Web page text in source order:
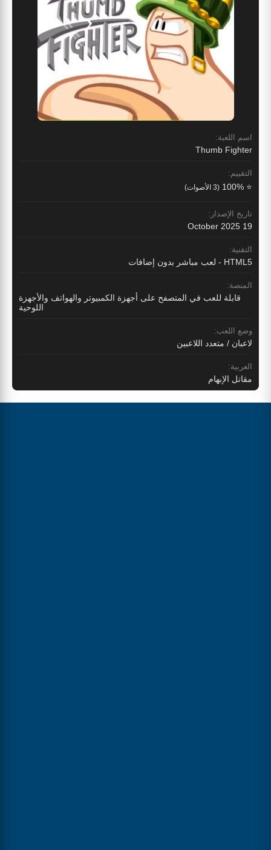
اسم اللعبة:
Thumb Fighter
التقييم:
⭐ 100% (3 الأصوات)
تاريخ الإصدار:
19 October 2025
التقنية:
HTML5 - لعب مباشر بدون إضافات
المنصة:
قابلة للعب في المتصفح على أجهزة الكمبيوتر والهواتف والأجهزة
اللوحية
وضع اللعب:
لاعبان / متعدد اللاعبين
العربية:
مقاتل الإبهام